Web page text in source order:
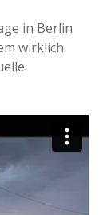
Bluesky
in Berlin
wirklich